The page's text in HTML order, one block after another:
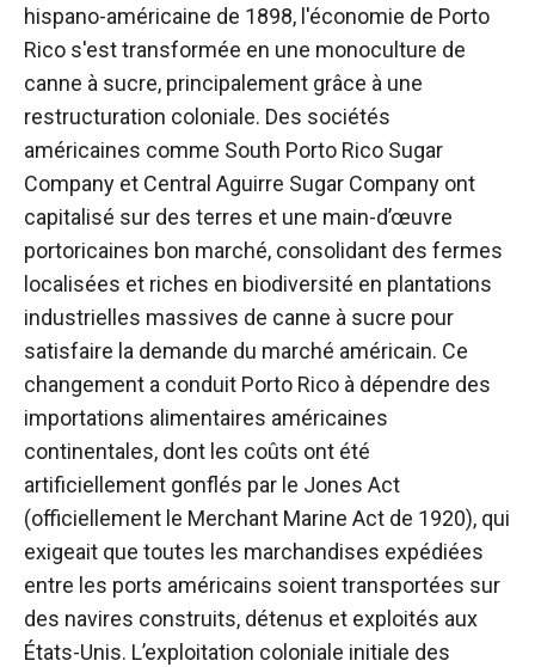
hispano-américaine de 1898, l'économie de Porto
Rico s'est transformée en une monoculture de
canne à sucre, principalement grâce à une
restructuration coloniale. Des sociétés
américaines comme South Porto Rico Sugar
Company et Central Aguirre Sugar Company ont
capitalisé sur des terres et une main-d’œuvre
portoricaines bon marché, consolidant des fermes
localisées et riches en biodiversité en plantations
industrielles massives de canne à sucre pour
satisfaire la demande du marché américain. Ce
changement a conduit Porto Rico à dépendre des
importations alimentaires américaines
continentales, dont les coûts ont été
artificiellement gonflés par le Jones Act
(officiellement le Merchant Marine Act de 1920), qui
exigeait que toutes les marchandises expédiées
entre les ports américains soient transportées sur
des navires construits, détenus et exploités aux
États-Unis. L’exploitation coloniale initiale des